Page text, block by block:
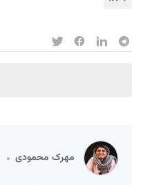
مهرک محمودی